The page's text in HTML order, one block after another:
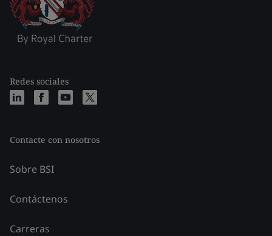
Redes sociales
Contacte con nosotros
Sobre BSI
Contáctenos
Carreras